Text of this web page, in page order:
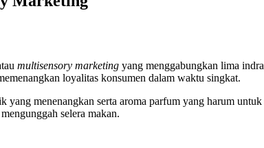
multisensory marketing yang menggabungkan lima
loyalitas konsumen dalam waktu singkat.
menenangkan serta aroma parfum yang harum
selera makan.